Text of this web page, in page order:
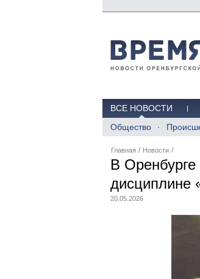
ВСЕ НОВОСТИ
Общество
Главная / Новости /
В Оренбурге
дисциплине
20.05.2026